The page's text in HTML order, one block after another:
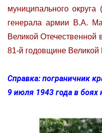
муниципального
генерала армии В.А.
Великой
81-й годовщине
Справка: пограничник
9 июля 1943 года в боях